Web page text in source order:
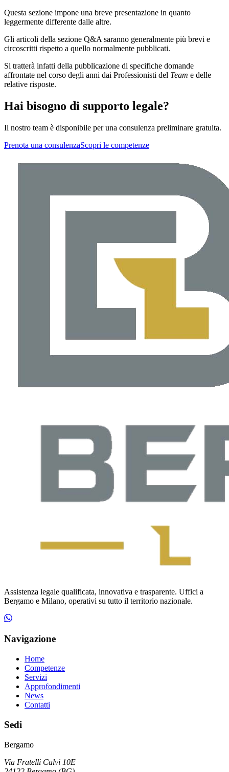
Questa sezione impone una breve presentazione in quanto
leggermente differente dalle altre.
Gli articoli della sezione Q&A saranno generalmente più brevi e
circoscritti rispetto a quello normalmente pubblicati.
Si tratterà infatti della pubblicazione di specifiche domande
affrontate nel corso degli anni dai Professionisti del Team e delle
relative risposte.
Hai bisogno di supporto legale?
Il nostro team è disponibile per una consulenza preliminare gratuita.
Prenota una consulenzaScopri le competenze
Assistenza legale qualificata, innovativa e trasparente. Uffici a
Bergamo e Milano, operativi su tutto il territorio nazionale.
Navigazione
Home
Competenze
Servizi
Approfondimenti
News
Contatti
Sedi
Bergamo
Via Fratelli Calvi 10E